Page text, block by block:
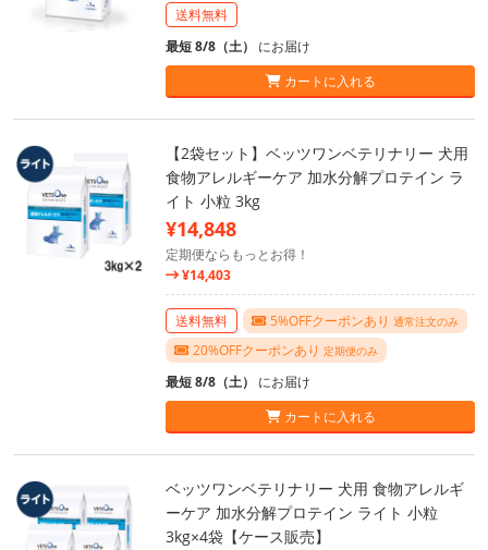
送料無料
最短 8/8（土） にお届け
カートに入れる
【2袋セット】ベッツワンベテリナリー 犬用
食物アレルギーケア 加水分解プロテイン ラ
イト 小粒 3kg
¥14,848
定期便ならもっとお得！
¥14,403
送料無料 5%OFFクーポンあり 通常注文のみ
20%OFFクーポンあり 定期便のみ
最短 8/8（土） にお届け
カートに入れる
ベッツワンベテリナリー 犬用 食物アレルギ
ーケア 加水分解プロテイン ライト 小粒
3kg×4袋【ケース販売】